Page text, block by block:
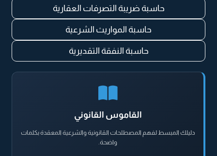
حاسبة ضريبة التصرفات العقارية
حاسبة المواريث الشرعية
حاسبة النفقة التقديرية
القاموس القانوني
دليلك المبسط لفهم المصطلحات القانونية والشرعية المعقدة بكلمات
واضحة.